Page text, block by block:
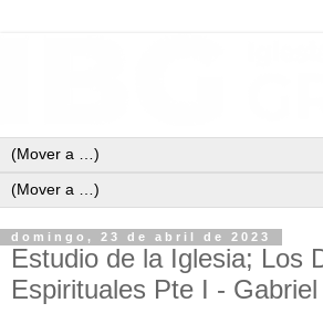
domingo, 23 de abril de 2023
Estudio de la Iglesia; Los
Espirituales Pte I -